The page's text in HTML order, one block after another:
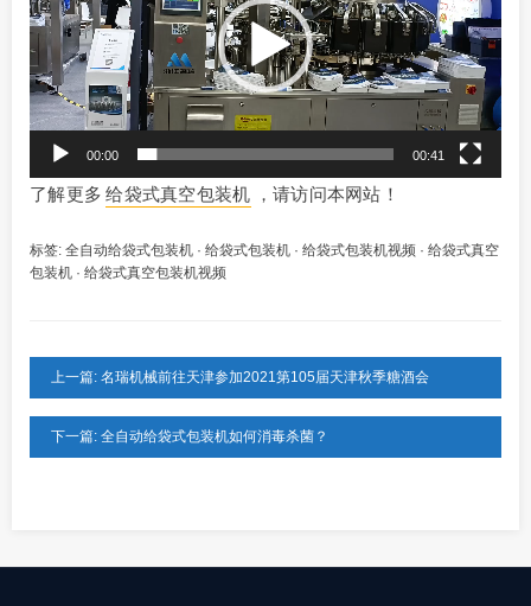
器
00:00 00:41
了解更多 给袋式真空包装机 ，请访问本网站！
标签: 全自动给袋式包装机 · 给袋式包装机 · 给袋式包装机视频 · 给袋式真空
包装机 · 给袋式真空包装机视频
上一篇: 名瑞机械前往天津参加2021第105届天津秋季糖酒会
下一篇: 全自动给袋式包装机如何消毒杀菌？